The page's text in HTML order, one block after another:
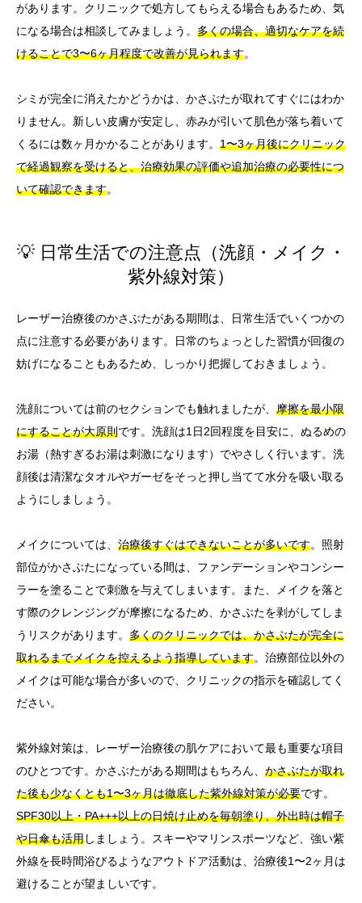
があります。クリニックで処方してもらえる場合もあるため、気
になる場合は相談してみましょう。 多くの場合、適切なケアを続
けることで3〜6ヶ月程度で改善が見られます。
シミが完全に消えたかどうかは、かさぶたが取れてすぐにはわか
りません。新しい皮膚が安定し、赤みが引いて肌色が落ち着いて
くるには数ヶ月かかることがあります。 1〜3ヶ月後にクリニック
で経過観察を受けると、治療効果の評価や追加治療の必要性につ
いて確認できます。
💡 日常生活での注意点（洗顔・メイク・
紫外線対策）
レーザー治療後のかさぶたがある期間は、日常生活でいくつかの
点に注意する必要があります。日常のちょっとした習慣が回復の
妨げになることもあるため、しっかり把握しておきましょう。
洗顔については前のセクションでも触れましたが、 摩擦を最小限
にすることが大原則です。洗顔は1日2回程度を目安に、ぬるめの
お湯（熱すぎるお湯は刺激になります）でやさしく行います。洗
顔後は清潔なタオルやガーゼをそっと押し当てて水分を吸い取る
ようにしましょう。
メイクについては、 治療後すぐはできないことが多いです。照射
部位がかさぶたになっている間は、ファンデーションやコンシー
ラーを塗ることで刺激を与えてしまいます。また、メイクを落と
す際のクレンジングが摩擦になるため、かさぶたを剥がしてしま
うリスクがあります。 多くのクリニックでは、かさぶたが完全に
取れるまでメイクを控えるよう指導しています。治療部位以外の
メイクは可能な場合が多いので、クリニックの指示を確認してく
ださい。
紫外線対策は、レーザー治療後の肌ケアにおいて最も重要な項目
のひとつです。かさぶたがある期間はもちろん、 かさぶたが取れ
た後も少なくとも1〜3ヶ月は徹底した紫外線対策が必要です。
SPF30以上・PA+++以上の日焼け止めを毎朝塗り、外出時は帽子
や日傘も活用しましょう。スキーやマリンスポーツなど、強い紫
外線を長時間浴びるようなアウトドア活動は、治療後1〜2ヶ月は
避けることが望ましいです。